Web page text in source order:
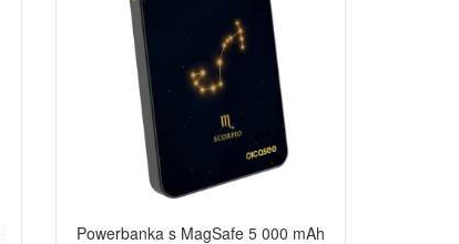
Powerbanka s MagSafe 5 000 mAh